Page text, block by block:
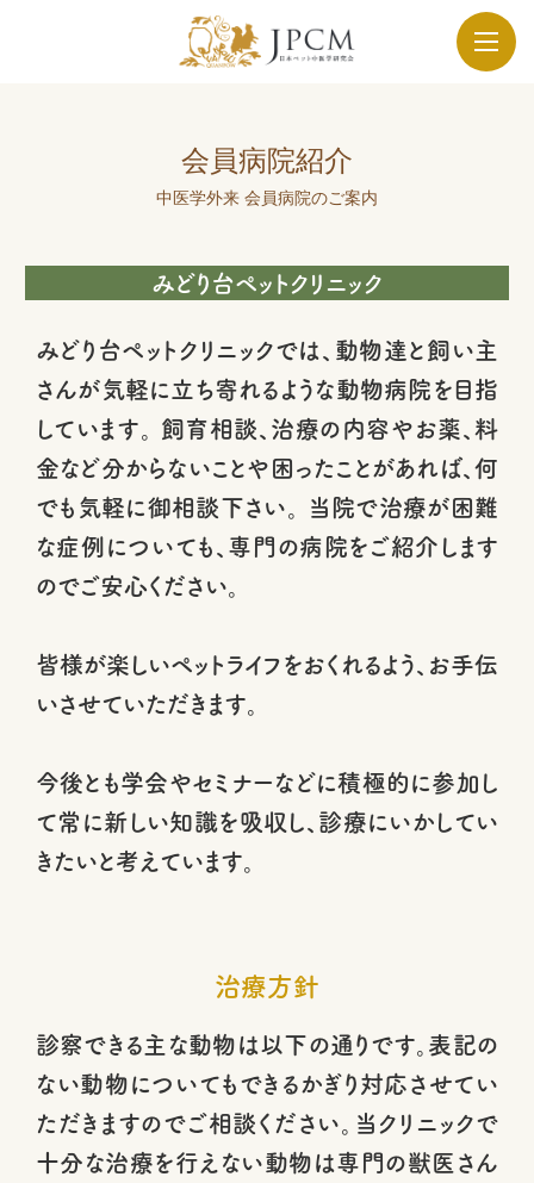
会員病院紹介
中医学外来 会員病院のご案内
みどり台ペットクリニック
みどり台ペットクリニックでは、動物達と飼い主
さんが気軽に立ち寄れるような動物病院を目指
しています。 飼育相談、治療の内容やお薬、料
金など分からないことや困ったことがあれば、何
でも気軽に御相談下さい。 当院で治療が困難
な症例についても、専門の病院をご紹介します
のでご安心ください。
皆様が楽しいペットライフをおくれるよう、お手伝
いさせていただきます。
今後とも学会やセミナーなどに積極的に参加し
て常に新しい知識を吸収し、診療にいかしてい
きたいと考えています。
治療方針
診察できる主な動物は以下の通りです。表記の
ない動物についてもできるかぎり対応させてい
ただきますのでご相談ください。当クリニックで
十分な治療を行えない動物は専門の獣医さん